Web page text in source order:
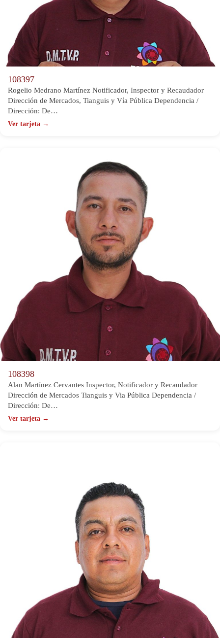
108397
Rogelio Medrano Martínez Notificador, Inspector y Recaudador
Dirección de Mercados, Tianguis y Vía Pública Dependencia /
Dirección: De…
Ver tarjeta →
108398
Alan Martínez Cervantes Inspector, Notificador y Recaudador
Dirección de Mercados Tianguis y Via Pública Dependencia /
Dirección: De…
Ver tarjeta →